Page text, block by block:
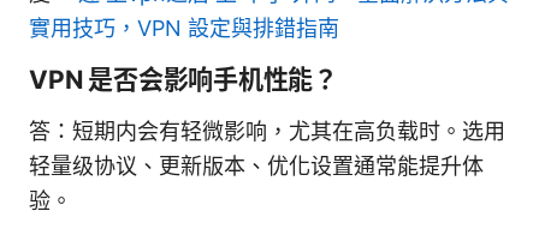
實用技巧，VPN 設定與排錯指南
VPN 是否会影响手机性能？
答：短期内会有轻微影响，尤其在高负载时。选用
轻量级协议、更新版本、优化设置通常能提升体
验。